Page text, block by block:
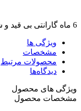
6 ماه گارانتی بی قید و شرط
ویژگی ها
مشخصات
محصولات مرتبط
دیدگاه‌ها
ویژگی های محصول
مشخصات محصول